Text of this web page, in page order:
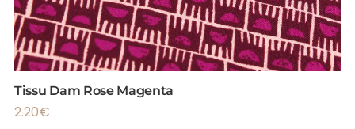
Tissu Dam Rose Magenta
2.20€